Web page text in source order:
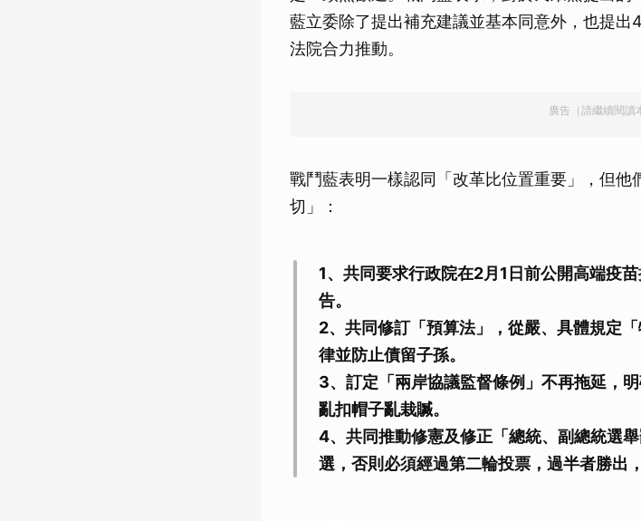
藍立委除了提出補充建議並基本同意外，也提
法院合力推動。
廣告（請繼續閱讀
戰鬥藍表明一樣認同「改革比位置重要」，但他
切」：
1、共同要求行政院在2月1日前公開高端疫
告。
2、共同修訂「預算法」，從嚴、具體規定
律並防止債留子孫。
3、訂定「兩岸協議監督條例」不再拖延，
亂扣帽子亂栽贓。
4、共同推動修憲及修正「總統、副總統選
選，否則必須經過第二輪投票，過半者勝出